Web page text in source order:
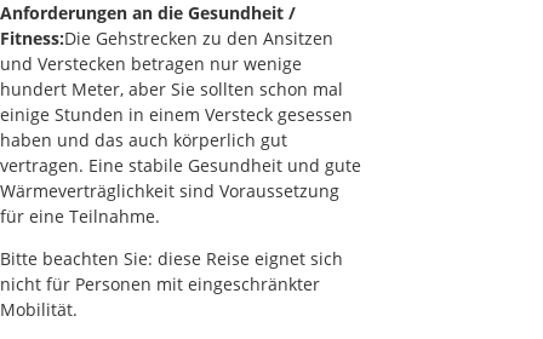
Anforderungen an die Gesundheit /
Fitness:Die Gehstrecken zu den Ansitzen
und Verstecken betragen nur wenige
hundert Meter, aber Sie sollten schon mal
einige Stunden in einem Versteck gesessen
haben und das auch körperlich gut
vertragen. Eine stabile Gesundheit und gute
Wärmeverträglichkeit sind Voraussetzung
für eine Teilnahme.
Bitte beachten Sie: diese Reise eignet sich
nicht für Personen mit eingeschränkter
Mobilität.